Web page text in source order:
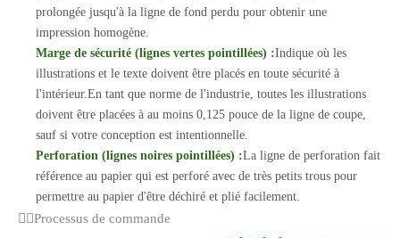
prolongée jusqu'à la ligne de fond perdu pour obtenir une
impression homogène.
Marge de sécurité (lignes vertes pointillées) :Indique où les
illustrations et le texte doivent être placés en toute sécurité à
l'intérieur.En tant que norme de l'industrie, toutes les illustrations
doivent être placées à au moins 0,125 pouce de la ligne de coupe,
sauf si votre conception est intentionnelle.
Perforation (lignes noires pointillées) :La ligne de perforation fait
référence au papier qui est perforé avec de très petits trous pour
permettre au papier d'être déchiré et plié facilement.
Processus de commande